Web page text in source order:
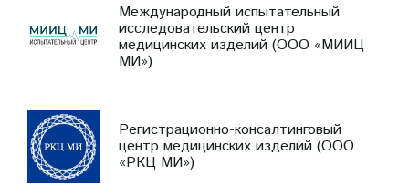
Международный испытательный
исследовательский центр
медицинских изделий (ООО «МИИЦ
МИ»)
Регистрационно-консалтинговый
центр медицинских изделий (ООО
«РКЦ МИ»)